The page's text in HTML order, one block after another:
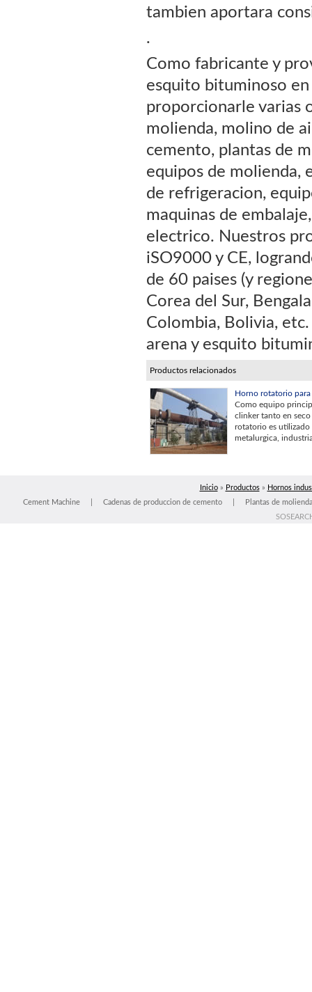
tambien aportara
.
Como fabricante y
esquito bituminoso en
proporcionarle varias
molienda, molino de
cemento, plantas de
equipos de molienda,
de refrigeracion,
maquinas de
electrico. Nuestros
iSO9000 y CE,
de 60 paises (y
Corea del Sur,
Colombia, Bolivia,
arena y esquito
Productos relacionados
Horno rotatorio
Como equipo
clinker tanto en
rotatorio es utilizado
metalurgica,
Inicio» Productos» Hornos
Cement Machine
Cadenas de produccion de cemento
Plantas de